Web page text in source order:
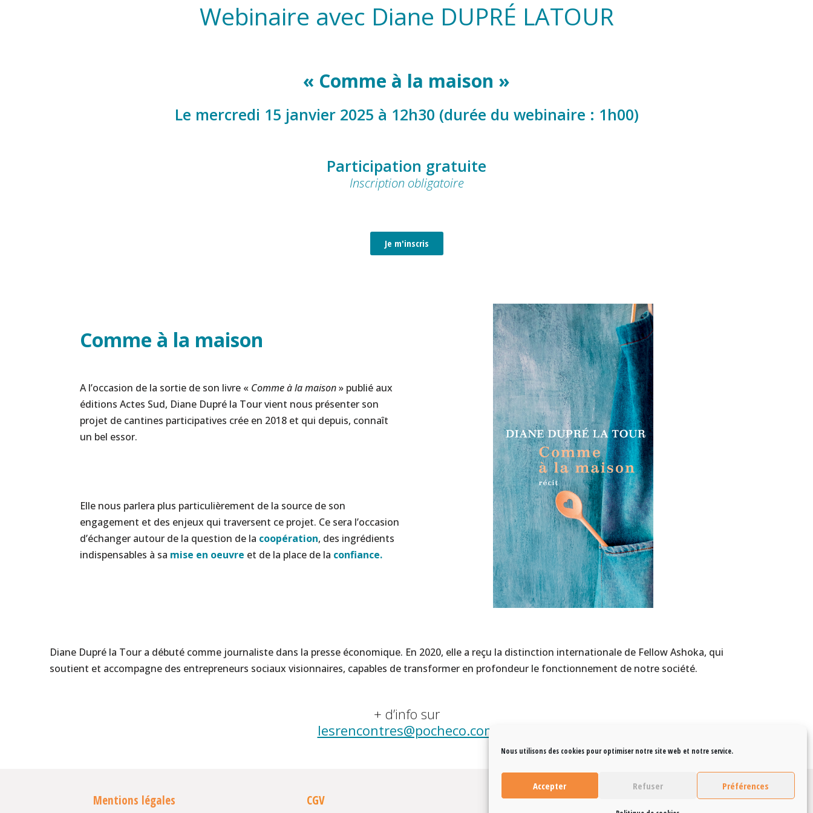
Nous utilisons des cookies pour optimiser notre site web et notre service.
Accepter Refuser Préférences
Webinaire avec Diane DUPRÉ LATOUR
« Comme à la maison »
Le mercredi 15 janvier 2025 à 12h30 (durée du webinaire : 1h00)
Participation gratuite
Inscription obligatoire
Je m'inscris
Comme à la maison
A l’occasion de la sortie de son livre « Comme à la maison» publié aux
éditions Actes Sud, Diane Dupré la Tour vient nous présenter son
projet de cantines participatives crée en 2018 et qui depuis, connaît
un bel essor.
Elle nous parlera plus particulièrement de la source de son
engagement et des enjeux qui traversent ce projet. Ce sera l’occasion
d’échanger autour de la question de la coopération, des ingrédients
indispensables à sa mise en oeuvre et de la place de la confiance.
Diane Dupré la Tour a débuté comme journaliste dans la presse économique. En 2020, elle a reçu la distinction internationale de Fellow Ashoka, qui
soutient et accompagne des entrepreneurs sociaux visionnaires, capables de transformer en profondeur le fonctionnement de notre société.
+ d’info sur
lesrencontres@pocheco.com
Mentions légales CGV CGU